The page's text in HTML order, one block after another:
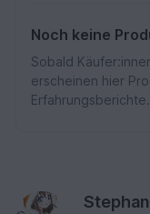
Noch keine
Sobald
erscheinen hier
Erfahrungsberichte.